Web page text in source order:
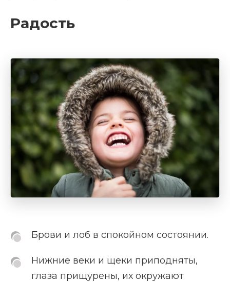
Радость
Брови и лоб в спокойном состоянии.
Нижние веки и щеки приподняты,
глаза прищурены, их окружают